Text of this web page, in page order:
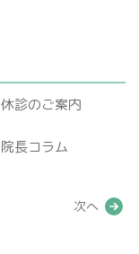
休診のご案内
院長コラム
次へ